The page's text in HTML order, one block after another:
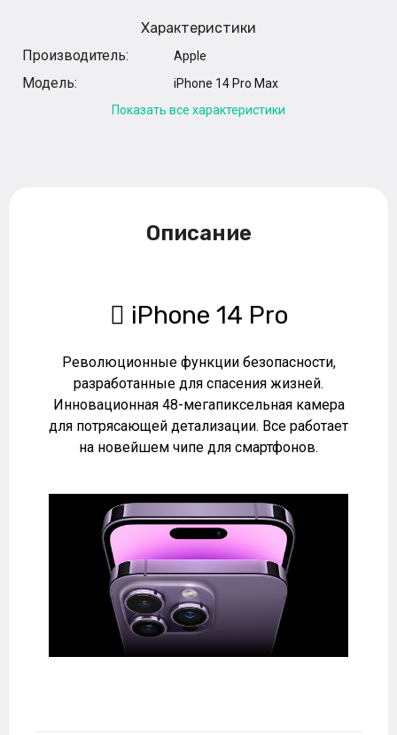
Характеристики
Производитель:
Apple
Модель:
iPhone 14 Pro Max
Показать все характеристики
Описание
 iPhone 14 Pro
Революционные функции безопасности,
разработанные для спасения жизней.
Инновационная 48-мегапиксельная камера
для потрясающей детализации. Все работает
на новейшем чипе для смартфонов.